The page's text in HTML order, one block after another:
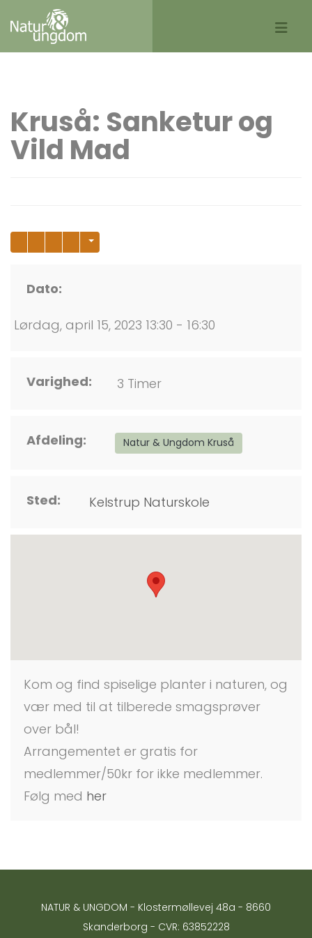
Kruså: Sanketur og
Vild Mad
Dato:
Lørdag, april 15, 2023 13:30 - 16:30
Varighed: 3 Timer
Afdeling: Natur & Ungdom Kruså
Sted: Kelstrup Naturskole
Kom og find spiselige planter i naturen, og
vær med til at tilberede smagsprøver
over bål!
Arrangementet er gratis for
medlemmer/50kr for ikke medlemmer.
Følg med her
NATUR & UNGDOM - Klostermøllevej 48a - 8660
Skanderborg - CVR: 63852228